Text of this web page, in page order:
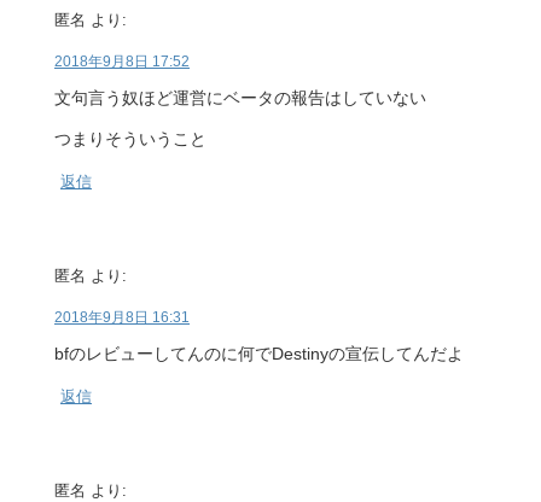
匿名 より:
2018年9月8日 17:52
文句言う奴ほど運営にベータの報告はしていない
つまりそういうこと
返信
匿名 より:
2018年9月8日 16:31
bfのレビューしてんのに何でDestinyの宣伝してんだよ
返信
匿名 より: